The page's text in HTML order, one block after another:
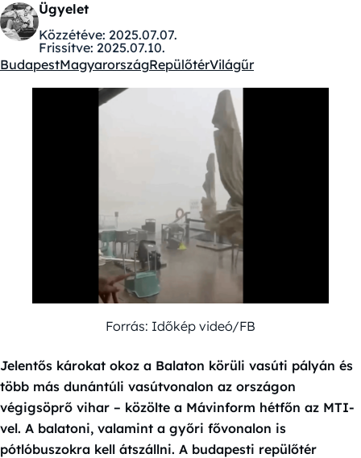
Ügyelet
Közzétéve: 2025.07.07.
Frissítve: 2025.07.10.
Kategóriák:
BudapestMagyarországRepülőtérVilágűr
Forrás: Időkép videó/FB
Jelentős károkat okoz a Balaton körüli vasúti pályán és
több más dunántúli vasútvonalon az országon
végigsöprő vihar – közölte a Mávinform hétfőn az MTI-
vel. A balatoni, valamint a győri fővonalon is
pótlóbuszokra kell átszállni. A budapesti repülőtér